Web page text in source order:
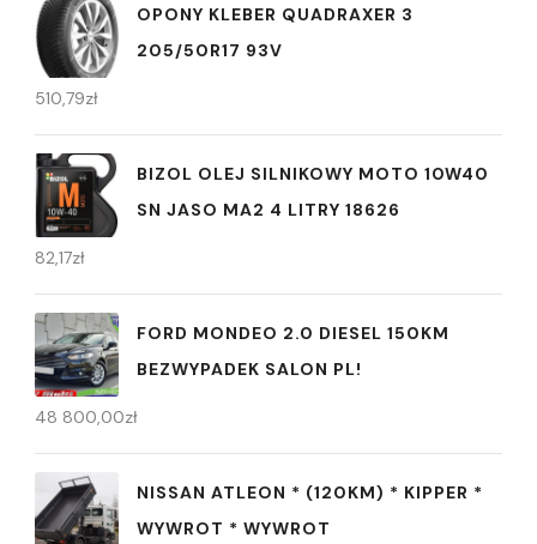
OPONY KLEBER QUADRAXER 3
205/50R17 93V
510,79zł
BIZOL OLEJ SILNIKOWY MOTO 10W40
SN JASO MA2 4 LITRY 18626
82,17zł
FORD MONDEO 2.0 DIESEL 150KM
BEZWYPADEK SALON PL!
48 800,00zł
NISSAN ATLEON * (120KM) * KIPPER *
WYWROT * WYWROT